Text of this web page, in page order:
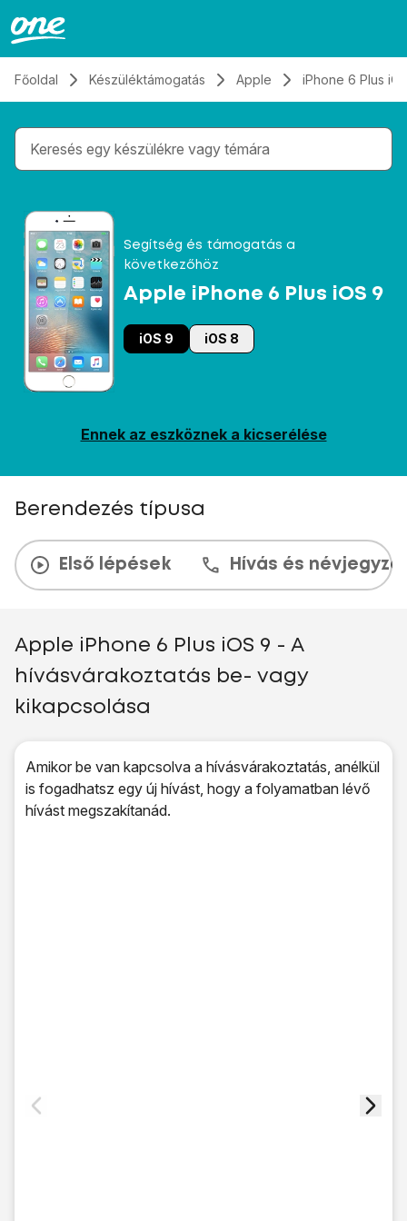
Főoldal Készüléktámogatás Apple iPhone 6 Plus
Gépelés közben megjelennek a keresési
Segítség és támogatás a
következőhöz
Apple iPhone 6 Plus iOS 9
iOS 9 iOS 8
Ennek az eszköznek a kicserélése
Berendezés típusa
Első lépések Hívás és
Apple iPhone 6 Plus iOS 9 - A
hívásvárakoztatás be- vagy
kikapcsolása
Amikor be van kapcsolva a hívásvárakoztatás, anélkül
is fogadhatsz egy új hívást, hogy a folyamatban lévő
hívást megszakítanád.